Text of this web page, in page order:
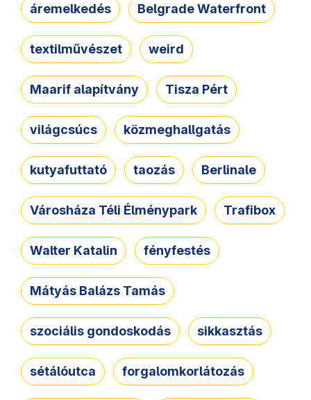
áremelkedés Belgrade Waterfront
textilművészet weird
Maarif alapítvány Tisza Pért
világcsúcs közmeghallgatás
kutyafuttató taozás Berlinale
Városháza Téli Élménypark Trafibox
Walter Katalin fényfestés
Mátyás Balázs Tamás
szociális gondoskodás sikkasztás
sétálóutca forgalomkorlátozás